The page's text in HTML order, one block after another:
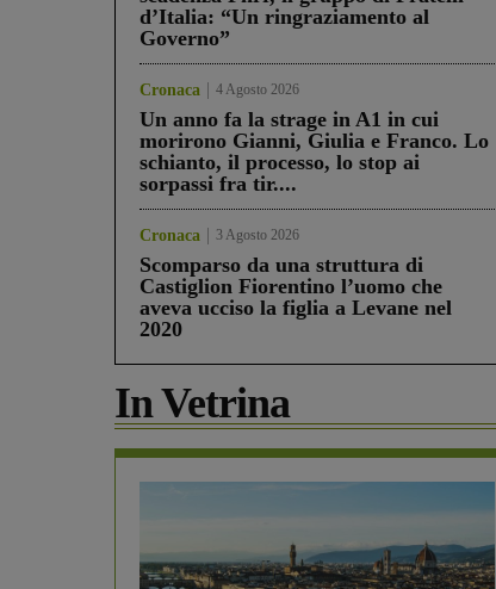
d’Italia: “Un ringraziamento al
Governo”
Cronaca 4 Agosto 2026
Un anno fa la strage in A1 in cui
morirono Gianni, Giulia e Franco. Lo
schianto, il processo, lo stop ai
sorpassi fra tir....
Cronaca 3 Agosto 2026
Scomparso da una struttura di
Castiglion Fiorentino l’uomo che
aveva ucciso la figlia a Levane nel
2020
In Vetrina